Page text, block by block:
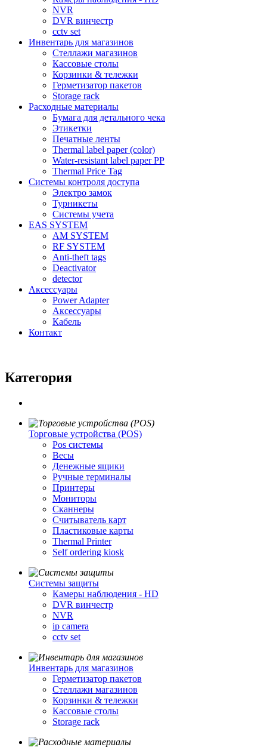
NVR
DVR винчестр
cctv set
Инвентарь для магазинов
Стеллажи магазинов
Кассовые столы
Корзинки & тележки
Герметизатор пакетов
Storage rack
Расходные материалы
Бумага для детального чека
Этикетки
Печатные ленты
Thermal label paper (color)
Water-resistant label paper PP
Thermal Price Tag
Системы контроля доступа
Электро замок
Турникеты
Cистемы учета
EAS SYSTEM
AM SYSTEM
RF SYSTEM
Anti-theft tags
Deactivator
detector
Аксессуары
Power Adapter
Аксессуары
Кабель
Контакт
Категория
Торговые устройства (POS)
Pos системы
Весы
Денежные ящики
Ручные терминалы
Принтеры
Мониторы
Сканнеры
Считыватель карт
Пластиковые карты
Thermal Printer
Self ordering kiosk
Cистемы защиты
Камеры наблюдения - HD
DVR винчестр
NVR
ip camera
cctv set
Инвентарь для магазинов
Герметизатор пакетов
Стеллажи магазинов
Корзинки & тележки
Кассовые столы
Storage rack